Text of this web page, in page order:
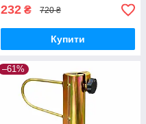
232 ₴ 720 ₴
Купити
–61%